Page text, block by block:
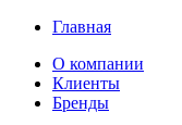
Главная
О компании
Клиенты
Бренды